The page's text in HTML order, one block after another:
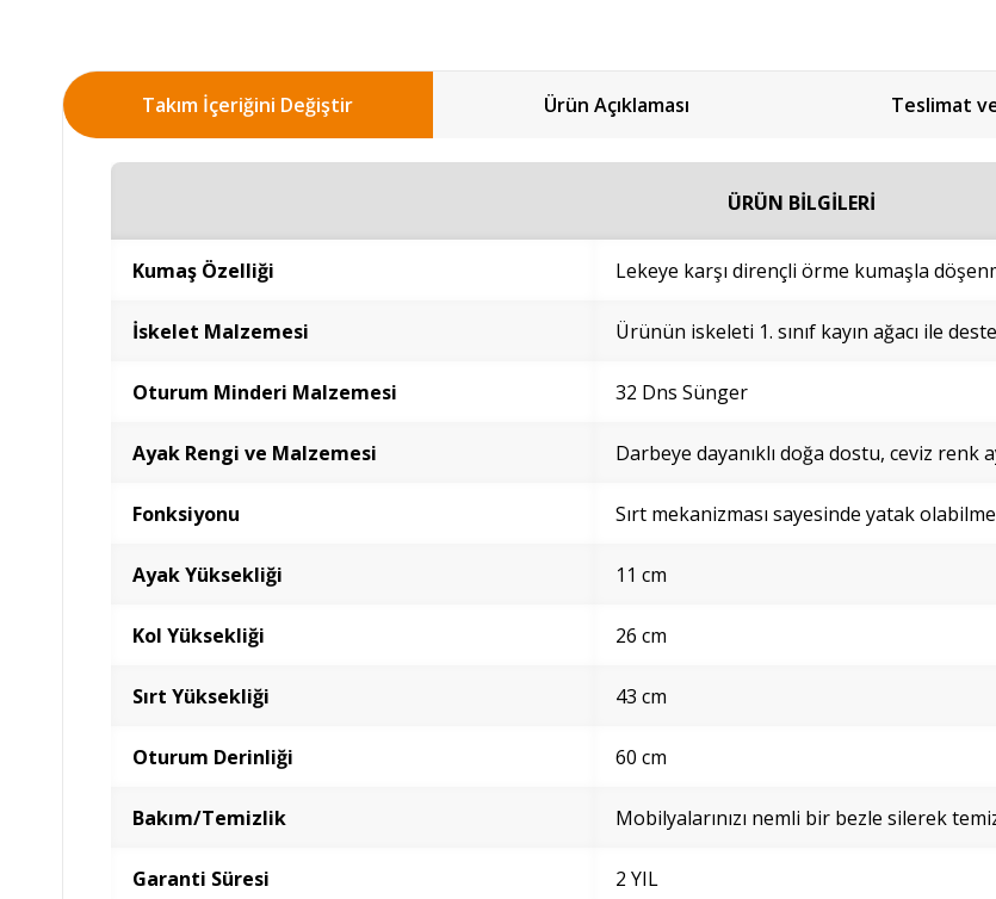
Takım İçeriğini Değiştir Ürün Açıklaması Teslimat
ÜRÜN BİLGİLERİ
Kumaş Özelliği Lekeye karşı dirençli örme kumaşla
İskelet Malzemesi Ürünün iskeleti 1. sınıf kayın ağacı ile
Oturum Minderi Malzemesi 32 Dns Sünger
Ayak Rengi ve Malzemesi Darbeye dayanıklı doğa dostu, ceviz renk
Fonksiyonu Sırt mekanizması sayesinde yatak
Ayak Yüksekliği 11 cm
Kol Yüksekliği 26 cm
Sırt Yüksekliği 43 cm
Oturum Derinliği 60 cm
Bakım/Temizlik Mobilyalarınızı nemli bir bezle silerek
Garanti Süresi 2 YIL